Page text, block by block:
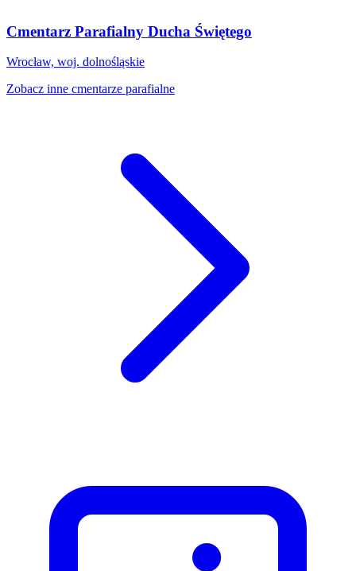
Cmentarz Parafialny Ducha Świętego
Wrocław, woj. dolnośląskie
Zobacz inne cmentarze parafialne